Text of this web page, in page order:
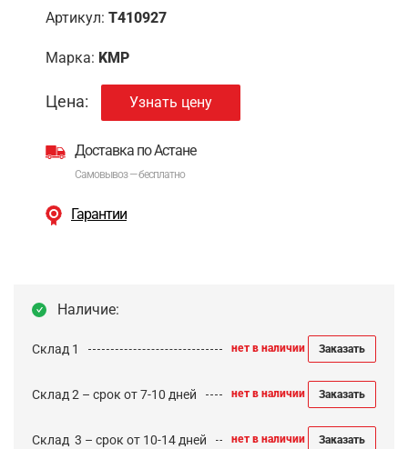
Артикул: T410927
Марка: KMP
Цена: Узнать цену
Доставка по Астане
Самовывоз — бесплатно
Гарантии
Наличие:
Склад 1 нет в наличии Заказать
Склад 2 – срок от 7-10 дней нет в наличии Заказать
Cклад 3 – срок от 10-14 дней нет в наличии Заказать